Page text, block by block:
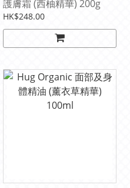
護膚霜 (西柚精華) 200g
HK$248.00